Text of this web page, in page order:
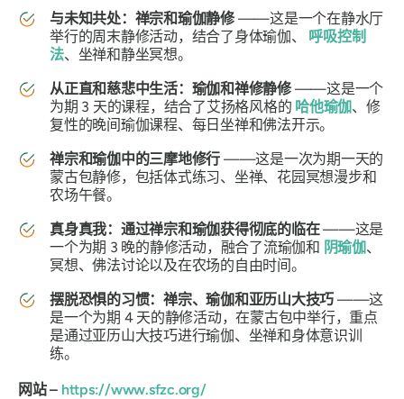
与未知共处：禅宗和瑜伽静修——这是一个在静水厅
举行的周末静修活动，结合了身体瑜伽、 呼吸控制
法、坐禅和静坐冥想。
从正直和慈悲中生活：瑜伽和禅修静修——这是一个
为期 3 天的课程，结合了艾扬格风格的 哈他瑜伽、修
复性的晚间瑜伽课程、每日坐禅和佛法开示。
禅宗和瑜伽中的三摩地修行 ——这是一次为期一天的
蒙古包静修，包括体式练习、坐禅、花园冥想漫步和
农场午餐。
真身真我：通过禅宗和瑜伽获得彻底的临在——这是
一个为期 3 晚的静修活动，融合了流瑜伽和 阴瑜伽、
冥想、佛法讨论以及在农场的自由时间。
摆脱恐惧的习惯：禅宗、瑜伽和亚历山大技巧 ——这
是一个为期 4 天的静修活动，在蒙古包中举行，重点
是通过亚历山大技巧进行瑜伽、坐禅和身体意识训
练。
网站 – https://www.sfzc.org/